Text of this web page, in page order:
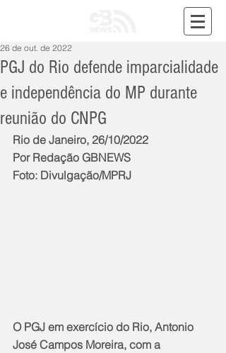
PGJ do Rio defende imparcialidade
e independência do MP durante
reunião do CNPG
26 de out. de 2022
Rio de Janeiro, 26/10/2022
Por Redação GBNEWS
Foto: Divulgação/MPRJ
O PGJ em exercício do Rio, Antonio
José Campos Moreira, com a